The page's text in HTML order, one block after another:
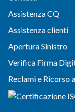
Assistenza CQ
Assistenza clienti
Apertura Sinistro
Verifica Firma
Reclami e Ricorso